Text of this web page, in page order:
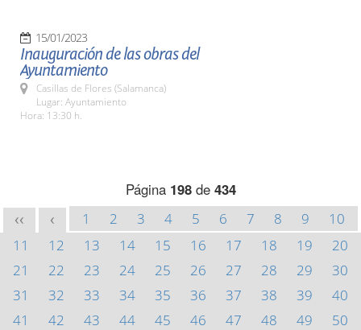
15/01/2023
Inauguración de las obras del
Ayuntamiento
Casillas de Flores (Salamanca)
Lugar: Ayuntamiento
Hora: 13:30 h.
Página 198de 434
<< < 1 2 3 4 5 6 7 8 9
10
11
12 13 14 15 16 17 18 19
20
21
22 23 24 25 26 27 28 29
30
31
32 33 34 35 36 37 38 39
40
41
42 43 44 45 46 47 48 49
50